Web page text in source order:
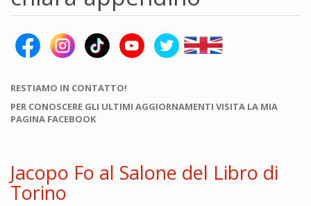
RESTIAMO IN CONTATTO!
PER CONOSCERE GLI ULTIMI AGGIORNAMENTI VISITA LA MIA
PAGINA FACEBOOK
Jacopo Fo al Salone del Libro di
Torino